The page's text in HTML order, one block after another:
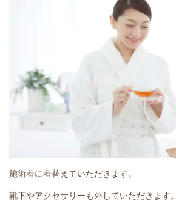
施術着に着替えていただきます。
靴下やアクセサリーも外していただきます。